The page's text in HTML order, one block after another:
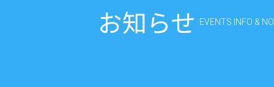
お知らせ EVENTS INFO &